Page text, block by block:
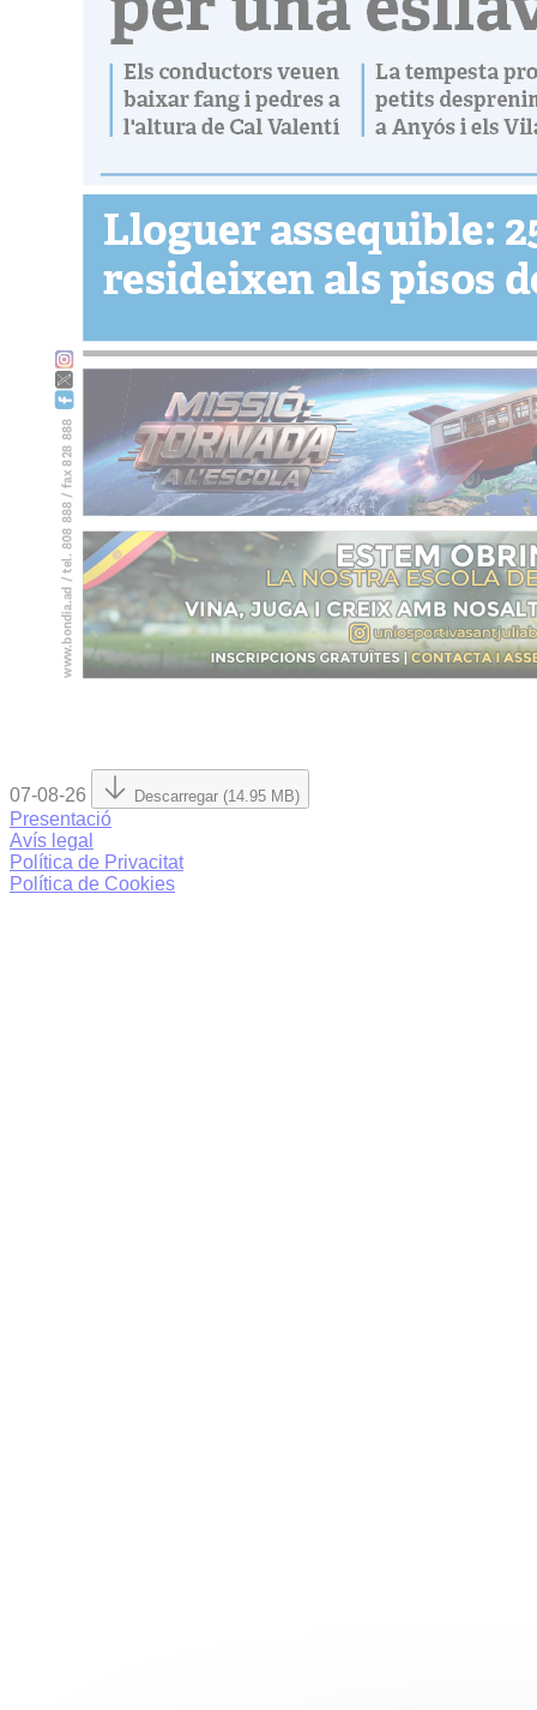
07-08-26 Descarregar (14.95 MB)
Presentació
Avís legal
Política de Privacitat
Política de Cookies